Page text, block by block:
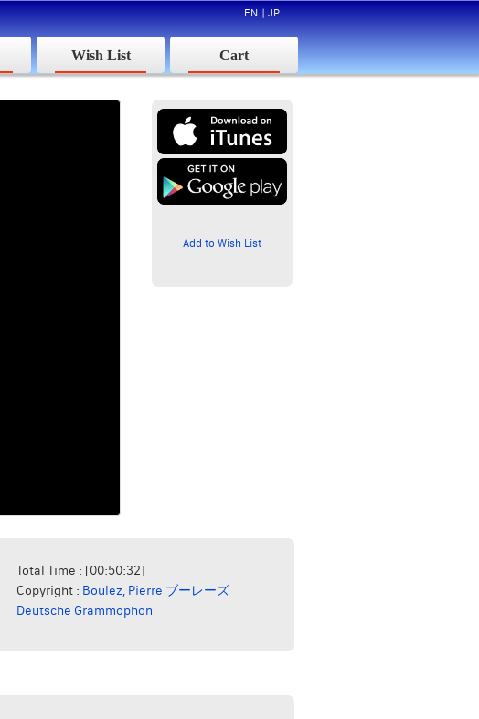
EN |JP
Wish List Cart
Add to Wish List
Total Time : [00:50:32]
Copyright : Boulez, Pierre ブーレーズ
Deutsche Grammophon